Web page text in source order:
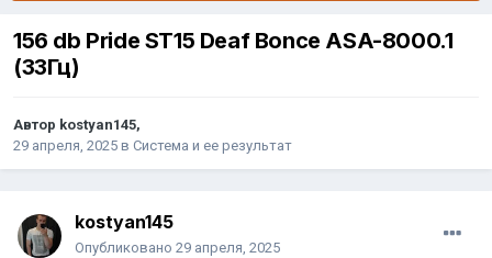
156 db Pride ST15 Deaf Bonce ASA-8000.1
(33Гц)
Автор kostyan145,
29 апреля, 2025 в Система и ее результат
kostyan145
Опубликовано 29 апреля, 2025